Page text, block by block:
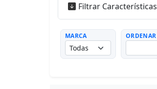
Filtrar Características
MARCA ORDENAR